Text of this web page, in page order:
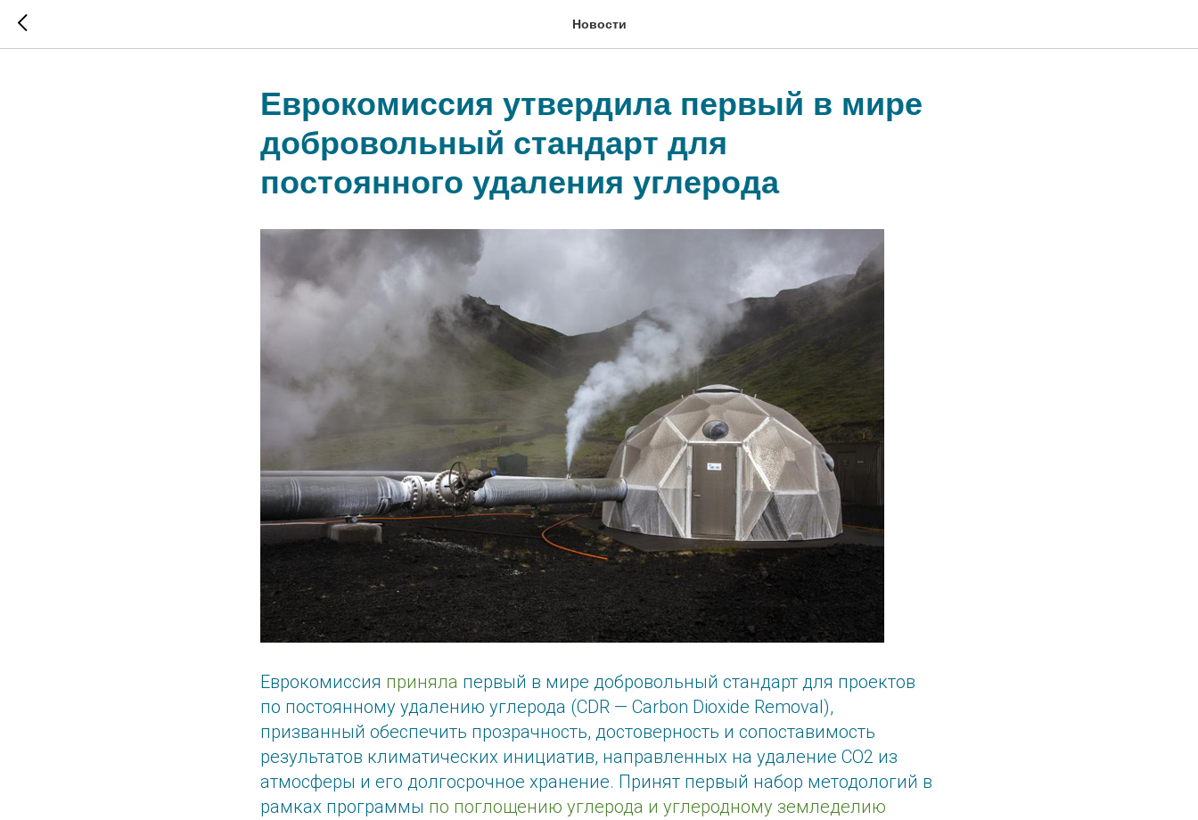
Новости
Еврокомиссия утвердила первый в мире
добровольный стандарт для
постоянного удаления углерода
Еврокомиссия приняла первый в мире добровольный стандарт для проектов
по постоянному удалению углерода (CDR — Carbon Dioxide Removal),
призванный обеспечить прозрачность, достоверность и сопоставимость
результатов климатических инициатив, направленных на удаление CO2 из
атмосферы и его долгосрочное хранение. Принят первый набор методологий в
рамках программы по поглощению углерода и углеродному земледелию